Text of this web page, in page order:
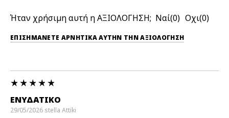
Ήταν χρήσιμη αυτή η ΑΞΙΟΛΟΓΗΣΗ; 0 0
ΕΠΙΣΗΜΆΝΕΤΕ ΑΡΝΗΤΙΚΆ ΑΥΤΉΝ ΤΗΝ ΑΞΙΟΛΟΓΗΣΗ
ΕΝΥΔΑΤΙΚΌ
29/05/2026 stella Attiki